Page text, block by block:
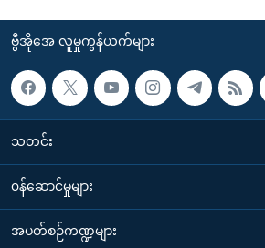
ဗွီအိုအေ လူမှုကွန်ယက်များ
သတင်း
၀န်ဆောင်မှုများ
အပတ်စဉ်ကဏ္ဍများ